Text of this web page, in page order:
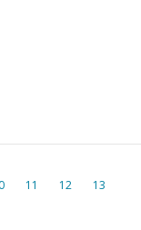
11 12 13